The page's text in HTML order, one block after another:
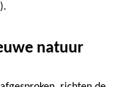
natuur